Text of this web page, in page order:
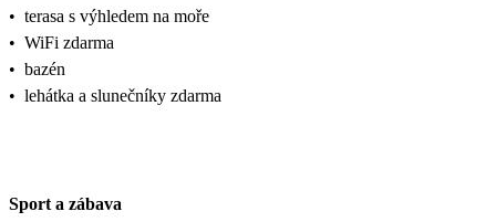
• terasa s výhledem na moře
• WiFi zdarma
• bazén
• lehátka a slunečníky zdarma
Sport a zábava